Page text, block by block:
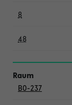
8
48
B0-237